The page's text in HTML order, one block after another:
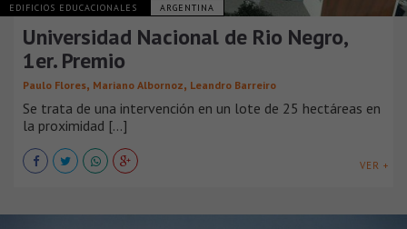
EDIFICIOS EDUCACIONALES ARGENTINA
Universidad Nacional de Rio Negro,
1er. Premio
Paulo Flores, Mariano Albornoz, Leandro Barreiro
Se trata de una intervención en un lote de 25 hectáreas en
la proximidad [...]
VER +